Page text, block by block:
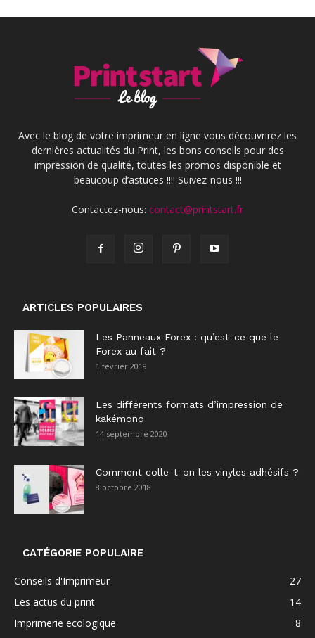
Avec le blog de votre imprimeur en ligne vous découvrirez les
dernières actualités du Print, les bons conseils pour des
impression de qualité, toutes les promos disponible et
beaucoup d’astuces !!!! Suivez-nous !!!
Contactez-nous: contact@printstart.fr
ARTICLES POPULAIRES
Les Panneaux Forex : qu’est-ce que le
Forex au fait ?
1 février 2019
Les différents formats d’impression de
kakémono
14 septembre 2020
Comment colle-t-on les vinyles adhésifs ?
8 octobre 2018
CATÉGORIE POPULAIRE
Conseils d'Imprimeur
27
Les actus du print
14
Imprimerie ecologique
8